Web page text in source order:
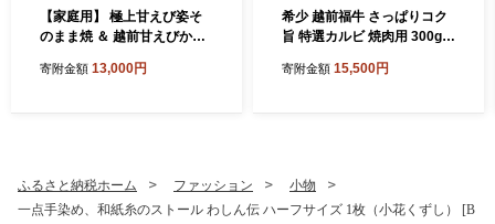
【家庭用】 極上甘えび姿そ
のまま焼 ＆ 越前甘えびから
6]
寄附金額 13,000円
希少 越前福牛 さっぱりコク
旨 特選カルビ 焼肉用 300g
牛 赤身和牛 かるび 肉 牛 牛
寄附金額 15,500円
ふるさと納税ホーム ファッション
小物
一点手染め、和紙糸のストール わしん伝 ハーフサイズ 1枚（小花くずし） [B